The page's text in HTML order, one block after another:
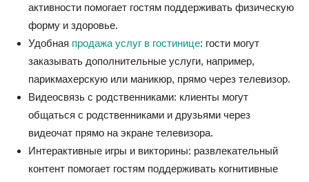
активности помогает гостям поддерживать физическую
форму и здоровье.
Удобная продажа услуг в гостинице: гости могут
заказывать дополнительные услуги, например,
парикмахерскую или маникюр, прямо через телевизор.
Видеосвязь с родственниками: клиенты могут
общаться с родственниками и друзьями через
видеочат прямо на экране телевизора.
Интерактивные игры и викторины: развлекательный
контент помогает гостям поддерживать когнитивные